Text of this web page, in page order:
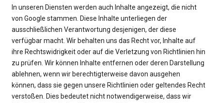
In unseren Diensten werden auch Inhalte angezeigt, die nicht
von Google stammen. Diese Inhalte unterliegen der
ausschließlichen Verantwortung desjenigen, der diese
verfügbar macht. Wir behalten uns das Recht vor, Inhalte auf
ihre Rechtswidrigkeit oder auf die Verletzung von Richtlinien hin
zu prüfen. Wir können Inhalte entfernen oder deren Darstellung
ablehnen, wenn wir berechtigterweise davon ausgehen
können, dass sie gegen unsere Richtlinien oder geltendes Recht
verstoßen. Dies bedeutet nicht notwendigerweise, dass wir